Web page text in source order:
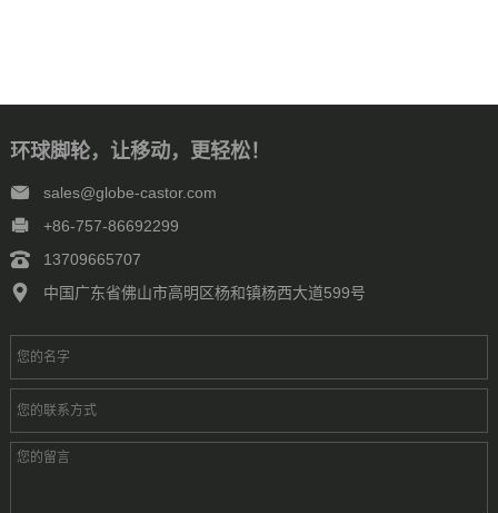
环球脚轮，让移动，更轻松！
sales@globe-castor.com
+86-757-86692299
13709665707
中国广东省佛山市高明区杨和镇杨西大道599号